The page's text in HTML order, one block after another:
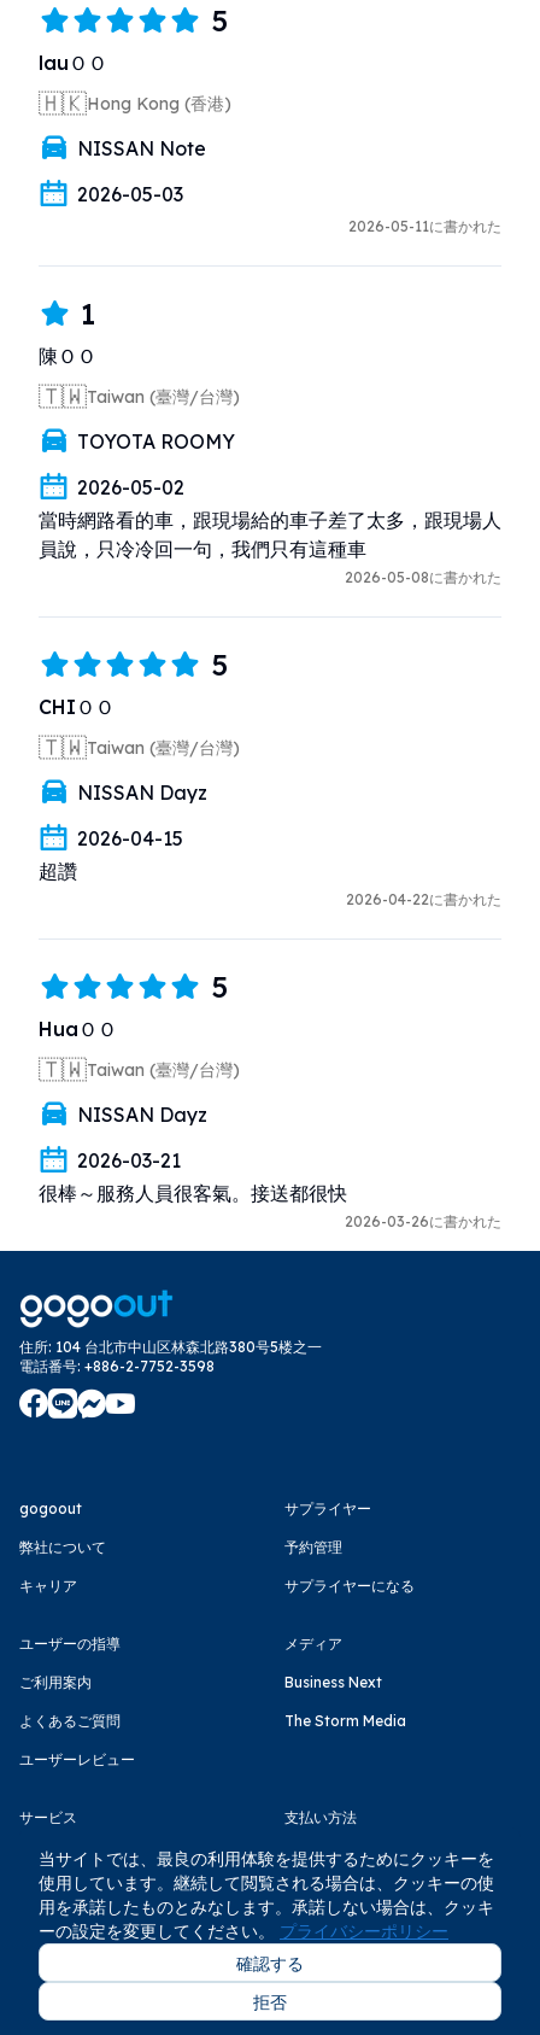
5
lauＯＯ
🇭🇰Hong Kong (香港)
NISSAN Note
2026-05-03
2026-05-11に書かれた
1
陳ＯＯ
🇹🇼Taiwan (臺灣/台灣)
TOYOTA ROOMY
2026-05-02
當時網路看的車，跟現場給的車子差了太多，跟現場人
員說，只冷冷回一句，我們只有這種車
2026-05-08に書かれた
5
CHIＯＯ
🇹🇼Taiwan (臺灣/台灣)
NISSAN Dayz
2026-04-15
超讚
2026-04-22に書かれた
5
HuaＯＯ
🇹🇼Taiwan (臺灣/台灣)
NISSAN Dayz
2026-03-21
很棒～服務人員很客氣。接送都很快
2026-03-26に書かれた
住所: 104 台北市中山区林森北路380号5楼之一
電話番号: +886-2-7752-3598
gogoout
弊社について
キャリア
サプライヤー
予約管理
サプライヤーになる
ユーザーの指導
ご利用案内
よくあるご質問
ユーザーレビュー
メディア
Business Next
The Storm Media
サービス
利用規約
プライバシーポリシー
支払い方法
COPYRIGHT © GOGOOUT CO., LTD 2026 All rights reserved.
当サイトでは、最良の利用体験を提供するためにクッキーを
使用しています。継続して閲覧される場合は、クッキーの使
用を承諾したものとみなします。承諾しない場合は、クッキ
ーの設定を変更してください。 プライバシーポリシー
確認する
拒否